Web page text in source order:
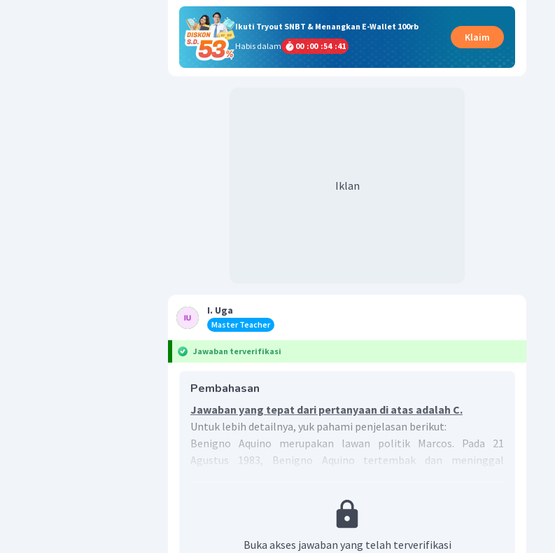
Ikuti Tryout SNBT & Menangkan E-Wallet 100rb
Habis dalam
00 :00 :54 :40
Klaim
Iklan
I. Uga
Master Teacher
Jawaban terverifikasi
Pembahasan
Jawaban yang tepat dari pertanyaan di atas adalah C.
Untuk lebih detailnya, yuk pahami penjelasan berikut:
Benigno Aquino merupakan lawan politik Marcos. Pada 21
Agustus 1983, Benigno Aquino tertembak dan meninggal
Buka akses jawaban yang telah terverifikasi